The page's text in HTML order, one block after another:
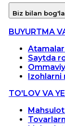
Biz bilan
BUYURTMA
Saytda
TO'LOV VA